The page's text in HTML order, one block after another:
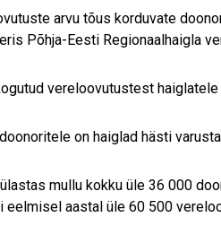
arvu tõus korduvate
Põhja-Eesti Regionaalhaigla
vereloovutustest
on haiglad hästi
mullu kokku üle 36 000
aastal üle 60 500